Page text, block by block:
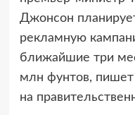
Джонсон
рекламную
ближайшие три
млн фунтов, пишет
на